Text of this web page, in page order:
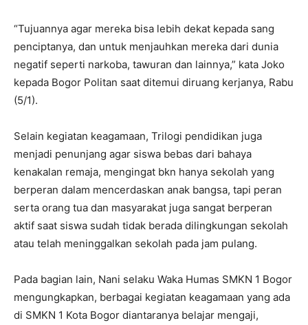
“Tujuannya agar mereka bisa lebih dekat kepada sang
penciptanya, dan untuk menjauhkan mereka dari dunia
negatif seperti narkoba, tawuran dan lainnya,” kata Joko
kepada Bogor Politan saat ditemui diruang kerjanya, Rabu
(5/1).
Selain kegiatan keagamaan, Trilogi pendidikan juga
menjadi penunjang agar siswa bebas dari bahaya
kenakalan remaja, mengingat bkn hanya sekolah yang
berperan dalam mencerdaskan anak bangsa, tapi peran
serta orang tua dan masyarakat juga sangat berperan
aktif saat siswa sudah tidak berada dilingkungan sekolah
atau telah meninggalkan sekolah pada jam pulang.
Pada bagian lain, Nani selaku Waka Humas SMKN 1 Bogor
mengungkapkan, berbagai kegiatan keagamaan yang ada
di SMKN 1 Kota Bogor diantaranya belajar mengaji,